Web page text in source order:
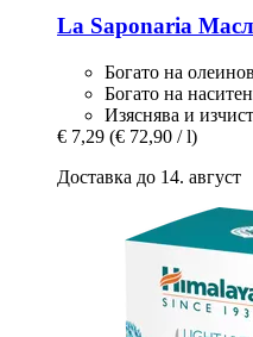
La Saponaria
Богато на
Богато на
Изяснява и
€ 7,29 (€ 72,90 / l)
Доставка до 14. август